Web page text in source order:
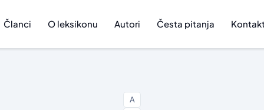
Članci O leksikonu Autori Česta pitanja
A